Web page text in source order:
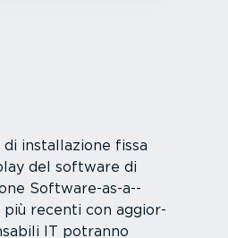
instal­la­zione fissa
del software di
Software-a­s-a-­
più recenti con aggior­
IT potranno